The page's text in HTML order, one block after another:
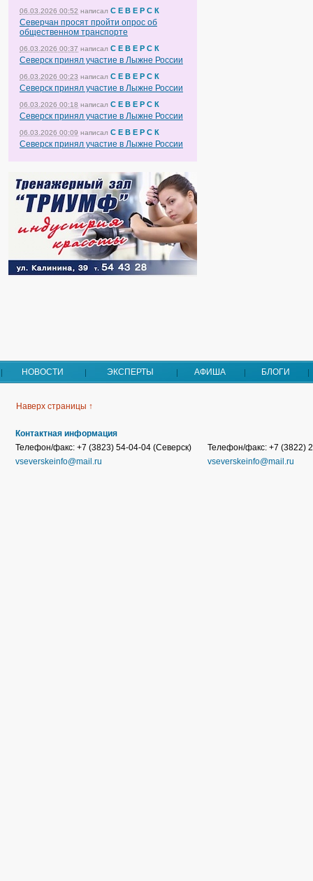
06.03.2026 00:52 написал С Е В Е Р С К
Северчан просят пройти опрос об
общественном транспорте
06.03.2026 00:37 написал С Е В Е Р С К
Северск принял участие в Лыжне России
06.03.2026 00:23 написал С Е В Е Р С К
Северск принял участие в Лыжне России
06.03.2026 00:18 написал С Е В Е Р С К
Северск принял участие в Лыжне России
06.03.2026 00:09 написал С Е В Е Р С К
Северск принял участие в Лыжне России
НОВОСТИ ЭКСПЕРТЫ АФИША БЛОГИ
Наверх страницы ↑
Контактная информация
Телефон/факс: +7 (3823) 54-04-04 (Северск)
vseverskeinfo@mail.ru
Телефон/факс: +7 (3822)
vseverskeinfo@mail.ru